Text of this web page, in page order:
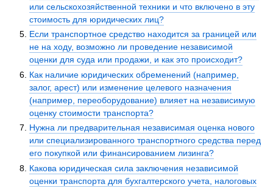
или сельскохозяйственной техники и что включено в эту
стоимость для юридических лиц?
Если транспортное средство находится за границей или
не на ходу, возможно ли проведение независимой
оценки для суда или продажи, и как это происходит?
Как наличие юридических обременений (например,
залог, арест) или изменение целевого назначения
(например, переоборудование) влияет на независимую
оценку стоимости транспорта?
Нужна ли предварительная независимая оценка нового
или специализированного транспортного средства перед
его покупкой или финансированием лизинга?
Какова юридическая сила заключения независимой
оценки транспорта для бухгалтерского учета, налоговых